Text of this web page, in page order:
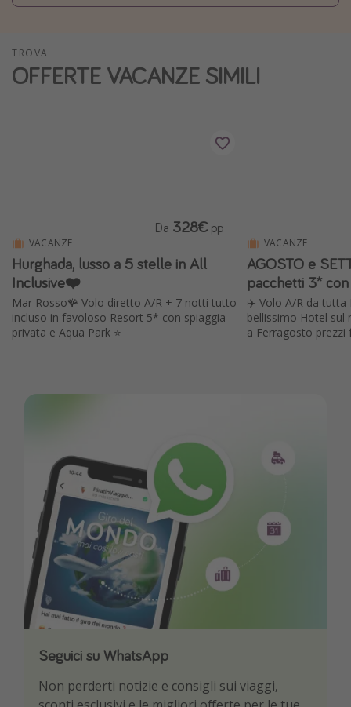
Vacanze al mare
Città più visitate
TROVA
OFFERTE VACANZE SIMILI
VACANZE
Hurghada, lusso a 5 stelle in All
Inclusive❤️
Mar Rosso🪸 Volo diretto A/R + 7 notti tutto
incluso in favoloso Resort 5* con spiaggia
privata e Aqua Park ⭐️
Da 328€ pp
VACANZE
AGOSTO e
pacchetti 3*
✈️ Volo A/R da tutta
bellissimo Hotel sul
a Ferragosto prezzi
Seguici su WhatsApp
Non perderti notizie e consigli sui viaggi,
Scarica la nostra App
Sii il primo a conoscere le migliori offerte di